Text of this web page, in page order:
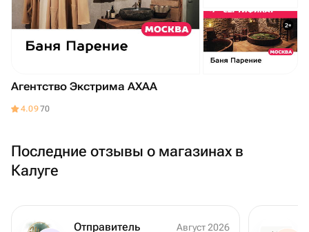
Агентство Экстрима АХАА
4.0970
Последние отзывы о магазинах в
Калуге
Отправитель
Август 2026